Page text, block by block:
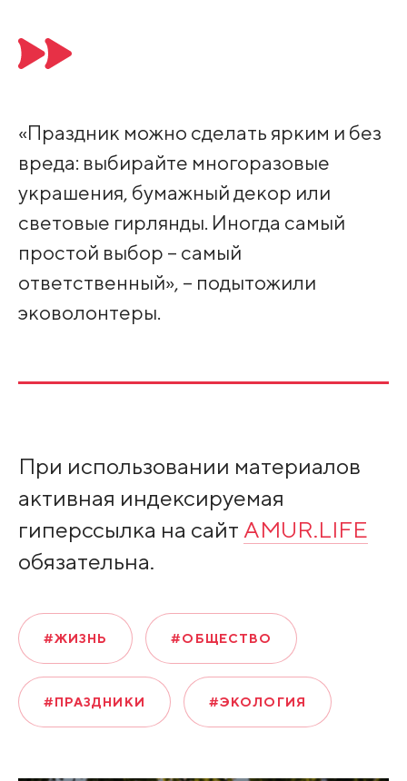
«Праздник можно сделать ярким и без
вреда: выбирайте многоразовые
украшения, бумажный декор или
световые гирлянды. Иногда самый
простой выбор – самый
ответственный», – подытожили
эковолонтеры.
При использовании материалов
активная индексируемая
гиперссылка на сайт AMUR.LIFE
обязательна.
#ЖИЗНЬ #ОБЩЕСТВО
#ПРАЗДНИКИ #ЭКОЛОГИЯ